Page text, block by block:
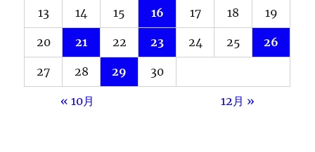
13 14 15 16 17 18 19
20 21 22 23 24 25 26
27 28 29 30
« 10月 12月 »